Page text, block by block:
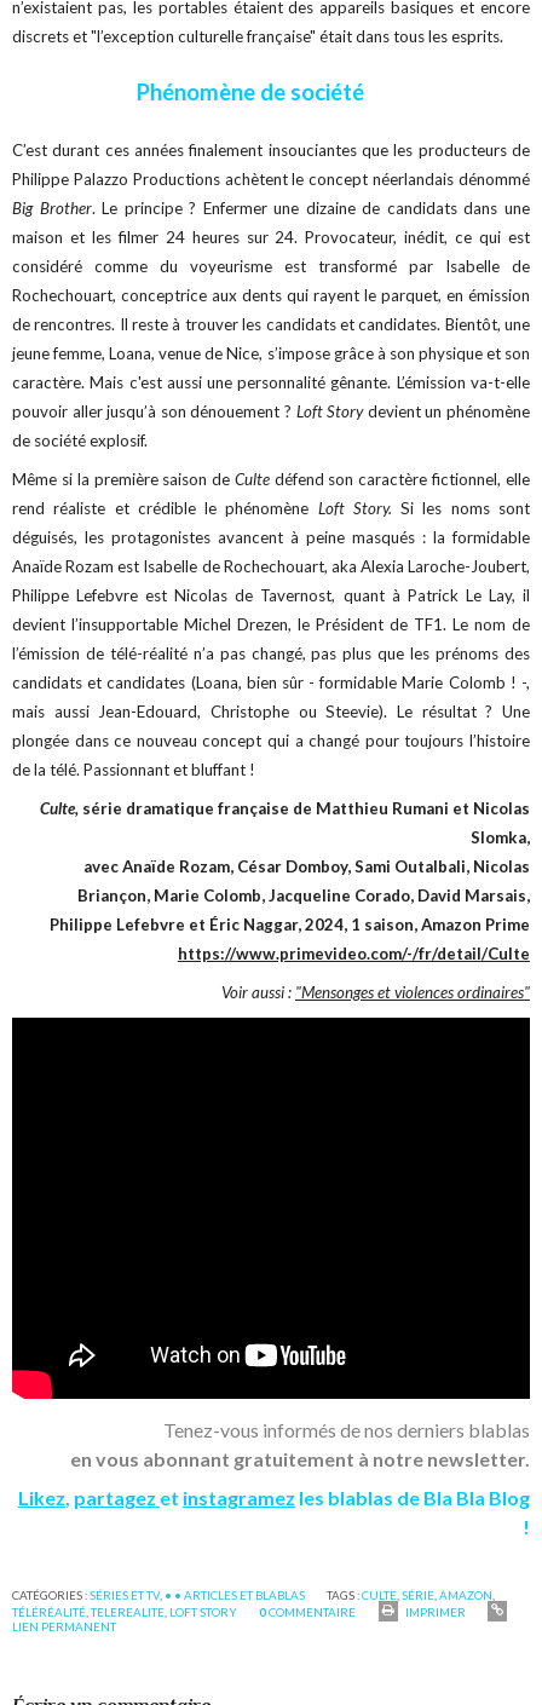
n’existaient pas, les portables étaient des appareils basiques et encore
discrets et "l’exception culturelle française" était dans tous les esprits.
Phénomène de société
C’est durant ces années finalement insouciantes que les producteurs de
Philippe Palazzo Productions achètent le concept néerlandais dénommé
Big Brother. Le principe ? Enfermer une dizaine de candidats dans une
maison et les filmer 24 heures sur 24. Provocateur, inédit, ce qui est
considéré comme du voyeurisme est transformé par Isabelle de
Rochechouart, conceptrice aux dents qui rayent le parquet, en émission
de rencontres. Il reste à trouver les candidats et candidates. Bientôt, une
jeune femme, Loana, venue de Nice, s’impose grâce à son physique et son
caractère. Mais c'est aussi une personnalité gênante. L’émission va-t-elle
pouvoir aller jusqu’à son dénouement ? Loft Storydevient un phénomène
de société explosif.
Même si la première saison de Cultedéfend son caractère fictionnel, elle
rend réaliste et crédible le phénomène Loft Story. Si les noms sont
déguisés, les protagonistes avancent à peine masqués : la formidable
Anaïde Rozam est Isabelle de Rochechouart, aka Alexia Laroche-Joubert,
Philippe Lefebvre est Nicolas de Tavernost, quant à Patrick Le Lay, il
devient l’insupportable Michel Drezen, le Président de TF1. Le nom de
l’émission de télé-réalité n’a pas changé, pas plus que les prénoms des
candidats et candidates (Loana, bien sûr - formidable Marie Colomb ! -,
mais aussi Jean-Edouard, Christophe ou Steevie). Le résultat ? Une
plongée dans ce nouveau concept qui a changé pour toujours l’histoire
de la télé. Passionnant et bluffant !
Culte,série dramatique française de Matthieu Rumani et Nicolas
Slomka,
avec Anaïde Rozam, César Domboy, Sami Outalbali, Nicolas
Briançon, Marie Colomb, Jacqueline Corado, David Marsais,
Philippe Lefebvre et Éric Naggar, 2024, 1 saison, Amazon Prime
https://www.primevideo.com/-/fr/detail/Culte
Voir aussi : "Mensonges et violences ordinaires"
Tenez-vous informés de nos derniers blablas
en vous abonnant gratuitement à notre newsletter.
Likez, partagez et instagramez les blablas de Bla Bla Blog
!
CATÉGORIES :SÉRIES ET TV, • • ARTICLES ET BLABLAS TAGS :CULTE,SÉRIE,AMAZON,
TÉLÉRÉALITÉ ,TELEREALITE LOFT STORY 0COMMENTAIRE
IMPRIMER
LIEN PERMANENT